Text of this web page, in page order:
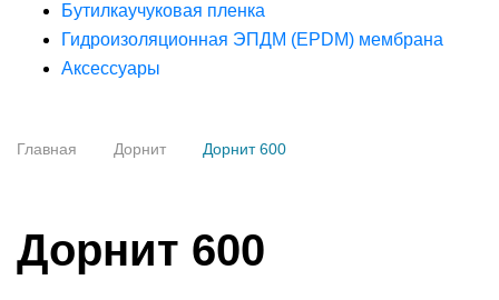
Бутилкаучуковая пленка
Гидроизоляционная ЭПДМ (EPDM) мембрана
Аксессуары
Главная Дорнит Дорнит 600
Дорнит 600